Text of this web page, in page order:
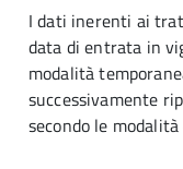
I dati inerenti ai
data di entrata in
modalità
successivamente
secondo le